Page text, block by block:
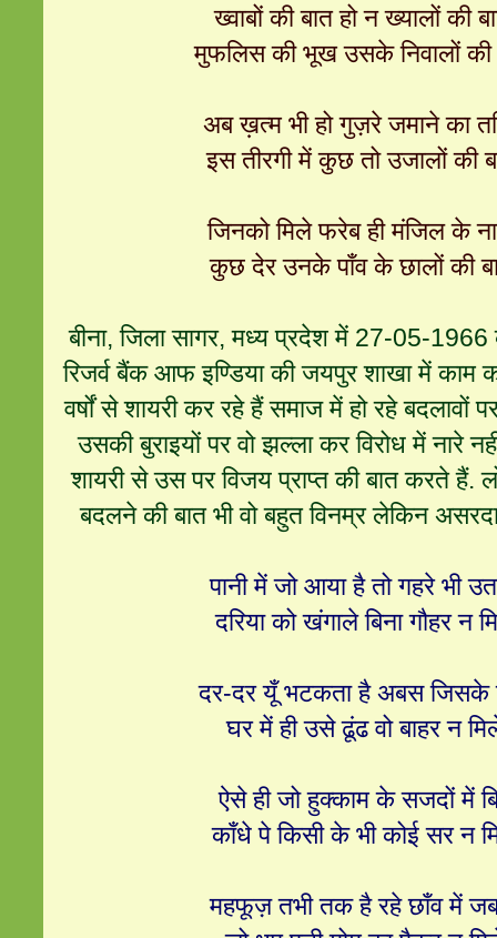
ख्वाबों की बात हो न ख्यालों की
मुफलिस की भूख उसके निवालों की
अब ख़त्म भी हो गुज़रे जमाने का
इस तीरगी में कुछ तो उजालों की
जिनको मिले फरेब ही मंजिल के
कुछ देर उनके पाँव के छालों की
बीना, जिला सागर, मध्य प्रदेश में 27-05-
रिजर्व बैंक आफ इण्डिया की जयपुर शाखा में काम
वर्षों से शायरी कर रहे हैं समाज में हो रहे बदलावों
उसकी बुराइयों पर वो झल्ला कर विरोध में नारे
शायरी से उस पर विजय प्राप्त की बात करते हैं.
बदलने की बात भी वो बहुत विनम्र लेकिन
पानी में जो आया है तो गहरे भी
दरिया को खंगाले बिना गौहर न
दर-दर यूँ भटकता है अबस जिसके
घर में ही उसे ढूंढ वो बाहर न
ऐसे ही जो हुक्काम के सजदों में
काँधे पे किसी के भी कोई सर न
महफूज़ तभी तक है रहे छाँव में